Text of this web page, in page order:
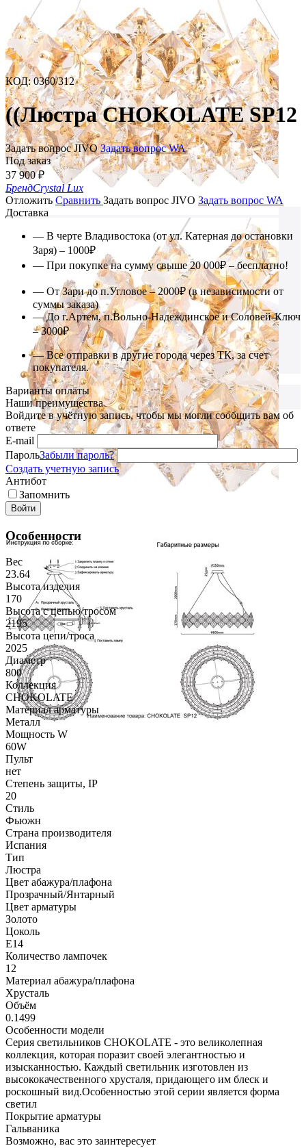
КОД: 0360/312
((Люстра CHOKOLATE SP12
Задать вопрос JIVO Задать вопрос WA
Под заказ
37 900 ₽
БрендCrystal Lux
Отложить Сравнить Задать вопрос JIVO Задать вопрос WA
Доставка
— В черте Владивостока (от ул. Катерная до остановки
Заря) – 1000₽
— При покупке на сумму свыше 20 000₽ – бесплатно!
— От Зари до п.Угловое – 2000₽ (в независимости от
суммы заказа)
— До г.Артем, п.Вольно-Надеждинское и Соловей-Ключ
– 3000₽
— Все отправки в другие города через ТК, за счет
покупателя.
Варианты оплаты
Наши преимущества
Войдите в учётную запись, чтобы мы могли сообщить вам об
ответе
E-mail
ПарольЗабыли пароль?
Создать учетную запись
Антибот
Запомнить
Войти
Особенности
Вес
23.64
Высота изделия
170
Высота с цепью/тросом
2195
Высота цепи/троса
2025
Диаметр
800
Коллекция
CHOKOLATE
Материал арматуры
Металл
Мощность W
60W
Пульт
нет
Степень защиты, IP
20
Стиль
Фьюжн
Страна производителя
Испания
Тип
Люстра
Цвет абажура/плафона
Прозрачный/Янтарный
Цвет арматуры
Золото
Цоколь
E14
Количество лампочек
12
Материал абажура/плафона
Хрусталь
Объём
0.1499
Особенности модели
Серия светильников CHOKOLATE - это великолепная
коллекция, которая поразит своей элегантностью и
изысканностью. Каждый светильник изготовлен из
высококачественного хрусталя, придающего им блеск и
роскошный вид.Особенностью этой серии является форма
светил
Покрытие арматуры
Гальваника
Возможно, вас это заинтересует